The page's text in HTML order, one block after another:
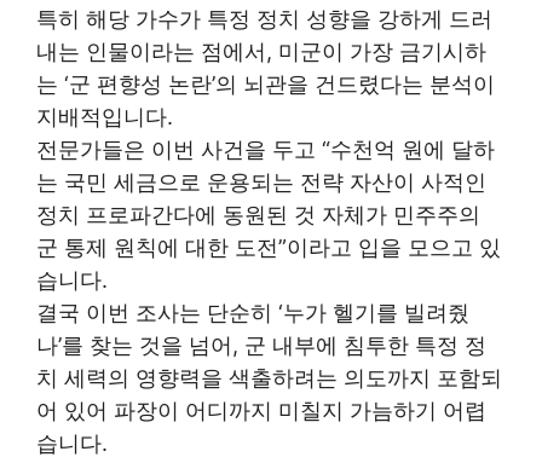
특히 해당 가수가 특정 정치 성향을 강하게 드러
내는 인물이라는 점에서, 미군이 가장 금기시하
는 ‘군 편향성 논란’의 뇌관을 건드렸다는 분석이
지배적입니다.
전문가들은 이번 사건을 두고 “수천억 원에 달하
는 국민 세금으로 운용되는 전략 자산이 사적인
정치 프로파간다에 동원된 것 자체가 민주주의
군 통제 원칙에 대한 도전”이라고 입을 모으고 있
습니다.
결국 이번 조사는 단순히 ‘누가 헬기를 빌려줬
나’를 찾는 것을 넘어, 군 내부에 침투한 특정 정
치 세력의 영향력을 색출하려는 의도까지 포함되
어 있어 파장이 어디까지 미칠지 가늠하기 어렵
습니다.